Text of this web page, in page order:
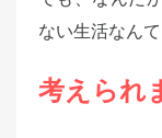
ない生活なんて
考えられ